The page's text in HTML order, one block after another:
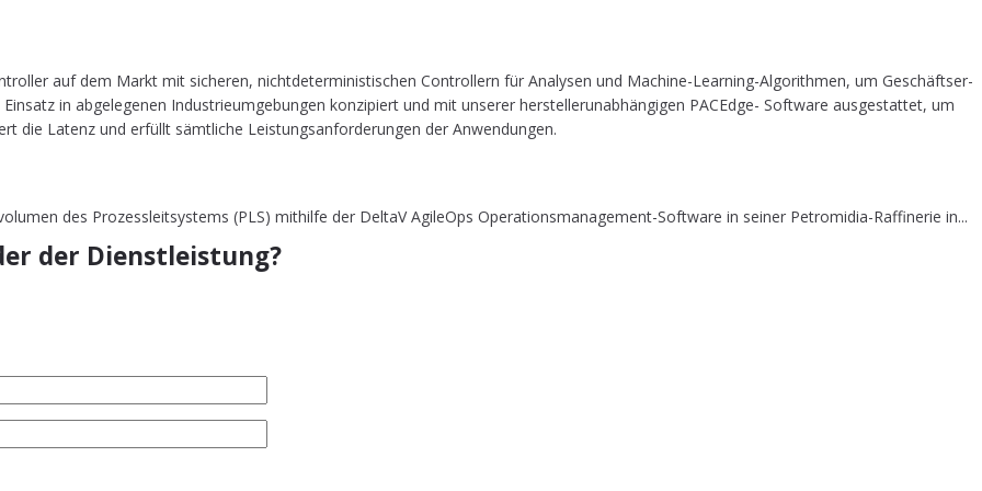
des Prozessleitsystems (PLS) mithilfe der DeltaV AgileOps Operationsmanagement-Software in seiner Petromidia-Raffinerie in...
auf dem Markt mit siche­ren, nicht­de­ter­mi­nis­ti­schen Con­trol­lern für Ana­ly­sen und Machi­ne-Lear­ning-Algo­rith­men, um Geschäfts­er­
in abge­le­ge­nen Indus­trie­um­ge­bun­gen kon­zi­piert und mit unse­rer her­stel­ler­un­ab­hän­gi­gen PACEdge- Soft­ware aus­ge­stat­tet, um
die Latenz und erfüllt sämt­li­che Leis­tungs­an­for­de­run­gen der Anwendungen.
der Dienstleistung?